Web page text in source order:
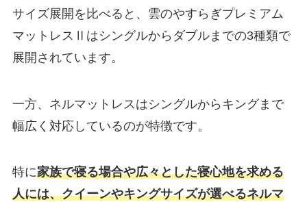
サイズ展開を比べると、雲のやすらぎプレミアム
マットレスⅡはシングルからダブルまでの3種類で
展開されています。
一方、ネルマットレスはシングルからキングまで
幅広く対応しているのが特徴です。
特に家族で寝る場合や広々とした寝心地を求める
人には、クイーンやキングサイズが選べるネルマ